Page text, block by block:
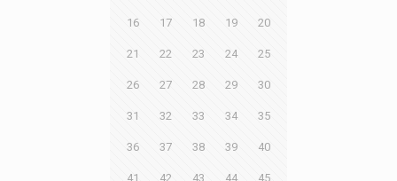
16 17 18 19 20
21 22 23 24 25
26 27 28 29 30
31 32 33 34 35
36 37 38 39 40
41 42 43 44 45